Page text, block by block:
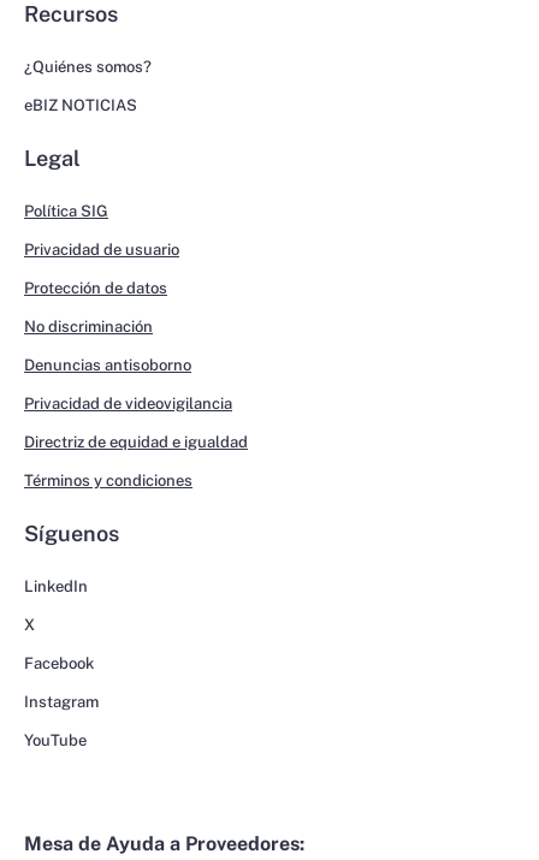
Recursos
¿Quiénes somos?
eBIZ NOTICIAS
Legal
Política SIG
Privacidad de usuario
Protección de datos
No discriminación
Denuncias antisoborno
Privacidad de videovigilancia
Directriz de equidad e igualdad
Términos y condiciones
Síguenos
LinkedIn
X
Facebook
Instagram
YouTube
Mesa de Ayuda a Proveedores: